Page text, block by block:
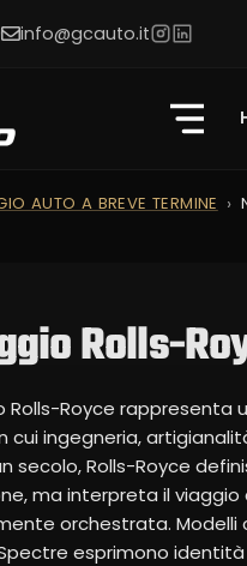
info@gcauto.it
AUTO A BREVE TERMINE
Rolls-
Rolls-Royce rappresenta
cui ingegneria,
secolo, Rolls-Royce
ma interpreta il
orchestrata. Modelli
esprimono